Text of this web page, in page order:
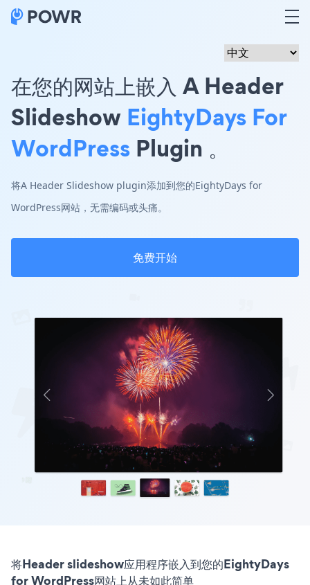
在您的网站上嵌入 A Header
Slideshow EightyDays For
WordPress Plugin 。
将A Header Slideshow plugin添加到您的EightyDays for
WordPress网站，无需编码或头痛。
免费开始
将Header slideshow应用程序嵌入到您的EightyDays
for WordPress网站上从未如此简单